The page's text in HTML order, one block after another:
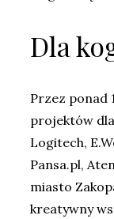
Dla
Przez ponad
projektów
Logitech,
Pansa.pl,
miasto
kreatywny